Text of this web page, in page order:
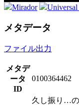
Mirador
メタデータ
ファイル出力
メタデ
ータ
ID
0100364462
久し振り…